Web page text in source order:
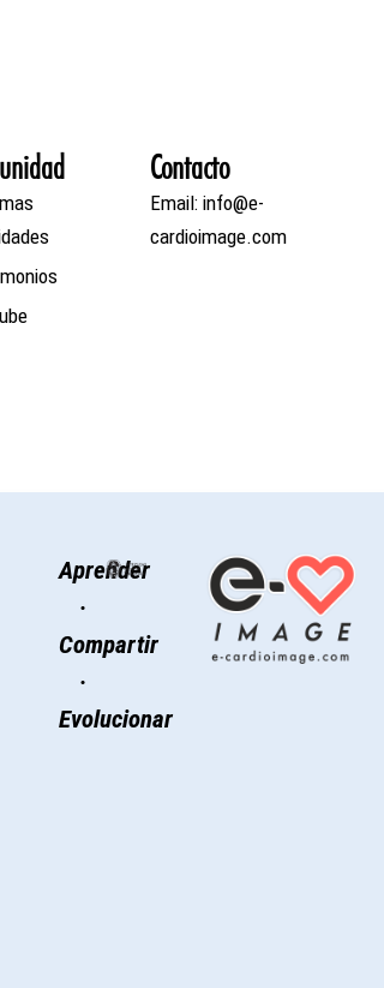
Contacto
Email: info@e-
cardioimage.com
Aprender
·
Compartir
·
Evolucionar